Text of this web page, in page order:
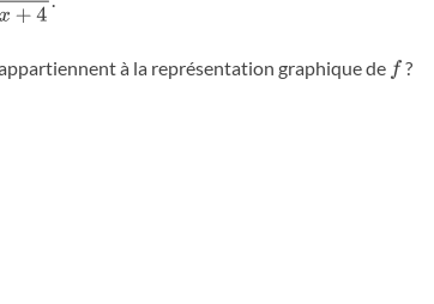
à la représentation graphique de f ?